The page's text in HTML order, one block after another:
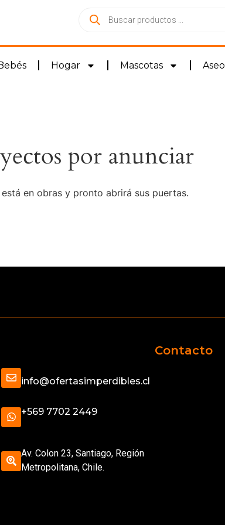
Hogar Mascotas Aseo
por anunciar
en obras y pronto abrirá sus puertas.
Contacto
info@ofertasimperdibles.cl
+569 7702 2449
Av. Colon 23, Santiago, Región
Metropolitana, Chile.